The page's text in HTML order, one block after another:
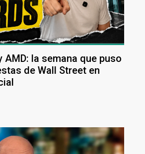
AMD: la semana que puso
de Wall Street en